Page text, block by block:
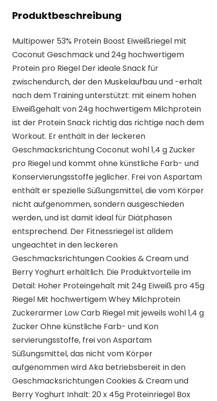
Produktbeschreibung
Multipower 53% Protein Boost Eiweißriegel mit
Coconut Geschmack und 24g hochwertigem
Protein pro Riegel Der ideale Snack für
zwischendurch, der den Muskelaufbau und -erhalt
nach dem Training unterstützt: mit einem hohen
Eiweißgehalt von 24g hochwertigem Milchprotein
ist der Protein Snack richtig das richtige nach dem
Workout. Er enthält in der leckeren
Geschmacksrichtung Coconut wohl 1,4 g Zucker
pro Riegel und kommt ohne künstliche Farb- und
Konservierungsstoffe jeglicher. Frei von Aspartam
enthält er spezielle Süßungsmittel, die vom Körper
nicht aufgenommen, sondern ausgeschieden
werden, und ist damit ideal für Diätphasen
entsprechend. Der Fitnessriegel ist alldem
ungeachtet in den leckeren
Geschmacksrichtungen Cookies & Cream und
Berry Yoghurt erhältlich. Die Produktvorteile im
Detail: Hoher Proteingehalt mit 24g Eiweiß pro 45g
Riegel Mit hochwertigem Whey Milchprotein
Zuckerarmer Low Carb Riegel mit jeweils wohl 1,4 g
Zucker Ohne künstliche Farb- und Kon
servierungsstoffe, frei von Aspartam
Süßungsmittel, das nicht vom Körper
aufgenommen wird Aka betriebsbereit in den
Geschmacksrichtungen Cookies & Cream und
Berry Yoghurt Inhalt: 20 x 45g Proteinriegel Box